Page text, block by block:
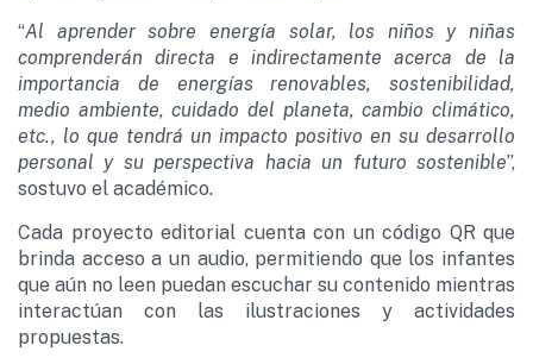
“Al aprender sobre energía solar, los niños y niñas
comprenderán directa e indirectamente acerca de la
importancia de energías renovables, sostenibilidad,
medio ambiente, cuidado del planeta, cambio climático,
etc., lo que tendrá un impacto positivo en su desarrollo
personal y su perspectiva hacia un futuro sostenible”,
sostuvo el académico.
Cada proyecto editorial cuenta con un código QR que
brinda acceso a un audio, permitiendo que los infantes
que aún no leen puedan escuchar su contenido mientras
interactúan con las ilustraciones y actividades
propuestas.